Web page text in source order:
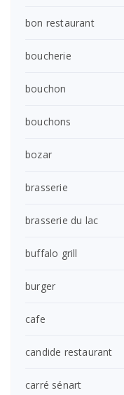
bon restaurant
boucherie
bouchon
bouchons
bozar
brasserie
brasserie du lac
buffalo grill
burger
cafe
candide restaurant
carré sénart